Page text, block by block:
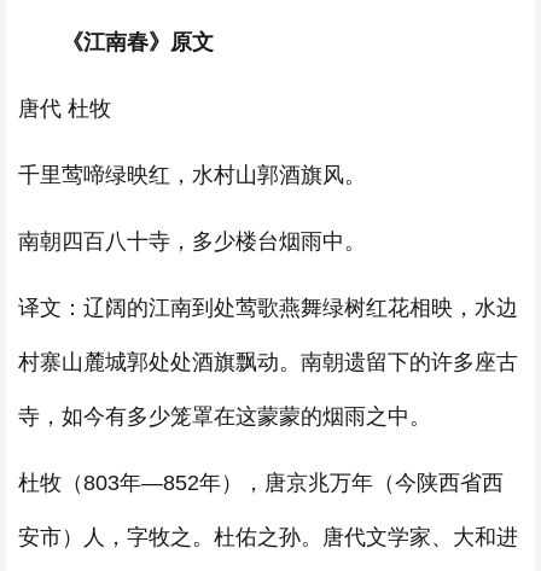
《江南春》原文
唐代 杜牧
千里莺啼绿映红，水村山郭酒旗风。
南朝四百八十寺，多少楼台烟雨中。
译文：辽阔的江南到处莺歌燕舞绿树红花相映，水边
村寨山麓城郭处处酒旗飘动。南朝遗留下的许多座古
寺，如今有多少笼罩在这蒙蒙的烟雨之中。
杜牧（803年—852年），唐京兆万年（今陕西省西
安市）人，字牧之。杜佑之孙。唐代文学家、大和进